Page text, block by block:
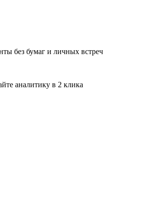
без бумаг и личных встреч
аналитику в 2 клика